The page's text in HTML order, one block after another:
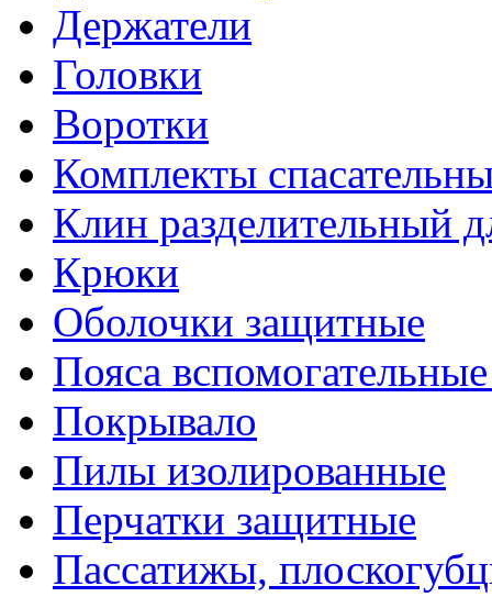
Держатели
Головки
Воротки
Комплекты
Клин разделительный
Крюки
Оболочки защитные
Пояса
Покрывало
Пилы изолированные
Перчатки защитные
Пассатижы,